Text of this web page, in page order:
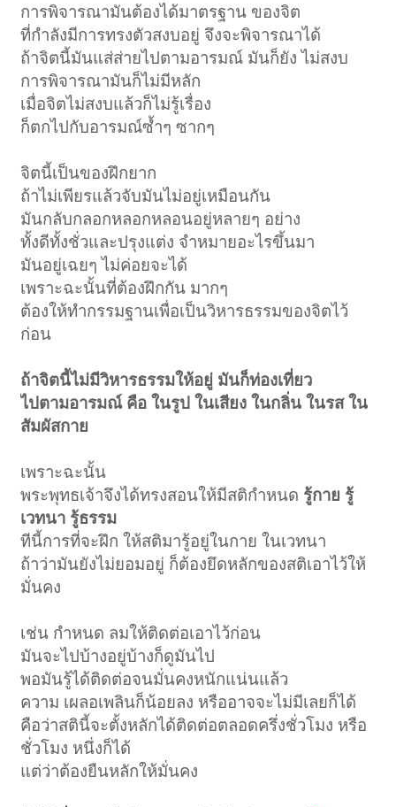
การพิจารณามันต้องได้มาตรฐาน ของจิต
ที่กำลังมีการทรงตัวสงบอยู่ จึงจะพิจารณาได้
ถ้าจิตนี้มันแส่ส่ายไปตามอารมณ์ มันก็ยัง ไม่สงบ
การพิจารณามันก็ไม่มีหลัก
เมื่อจิตไม่สงบแล้วก็ไม่รู้เรื่อง
ก็ตกไปกับอารมณ์ซ้ำๆ ซากๆ
จิตนี้เป็นของฝึกยาก
ถ้าไม่เพียรแล้วจับมันไม่อยู่เหมือนกัน
มันกลับกลอกหลอกหลอนอยู่หลายๆ อย่าง
ทั้งดีทั้งชั่วและปรุงแต่ง จำหมายอะไรขึ้นมา
มันอยู่เฉยๆ ไม่ค่อยจะได้
เพราะฉะนั้นที่ต้องฝึกกัน มากๆ
ต้องให้ทำกรรมฐานเพื่อเป็นวิหารธรรมของจิตไว้
ก่อน
ถ้าจิตนี้ไม่มีวิหารธรรมให้อยู่ มันก็ท่องเที่ยว
ไปตามอารมณ์ คือ ในรูป ในเสียง ในกลิ่น ในรส ใน
สัมผัสกาย
เพราะฉะนั้น
พระพุทธเจ้าจึงได้ทรงสอนให้มีสติกำหนด รู้กาย รู้
เวทนา รู้ธรรม
ทีนี้การที่จะฝึก ให้สติมารู้อยู่ในกาย ในเวทนา
ถ้าว่ามันยังไม่ยอมอยู่ ก็ต้องยึดหลักของสติเอาไว้ให้
มั่นคง
เช่น กำหนด ลมให้ติดต่อเอาไว้ก่อน
มันจะไปบ้างอยู่บ้างก็ดูมันไป
พอมันรู้ได้ติดต่อจนมั่นคงหนักแน่นแล้ว
ความ เผลอเพลินก็น้อยลง หรืออาจจะไม่มีเลยก็ได้
คือว่าสตินี้จะตั้งหลักได้ติดต่อตลอดครึ่งชั่วโมง หรือ
ชั่วโมง หนึ่งก็ได้
แต่ว่าต้องยืนหลักให้มั่นคง